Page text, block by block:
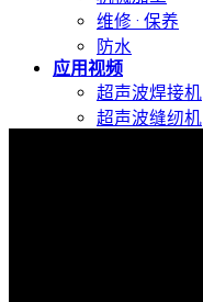
维修 · 保养
防水
应用视频
超声波焊接机
超声波缝纫机